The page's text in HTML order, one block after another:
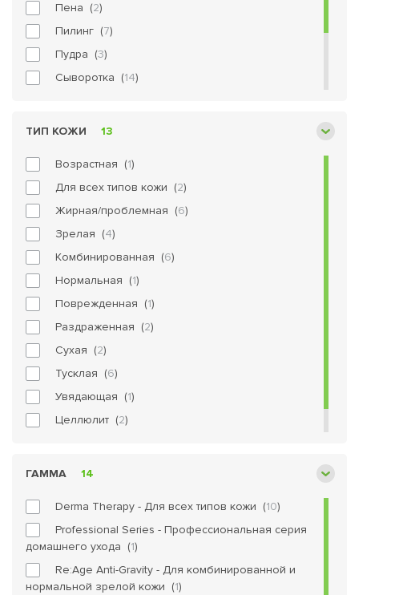
Пена (2)
Пилинг (7)
Пудра (3)
Сыворотка (14)
ТИП КОЖИ 13
Возрастная (1)
Для всех типов кожи (2)
Жирная/проблемная (6)
Зрелая (4)
Комбинированная (6)
Нормальная (1)
Поврежденная (1)
Раздраженная (2)
Сухая (2)
Тусклая (6)
Увядающая (1)
Целлюлит (2)
ГАММА 14
Derma Therapy - Для всех типов кожи (10)
Professional Series - Профессиональная серия
домашнего ухода (1)
Re:Age Anti-Gravity - Для комбинированной и
нормальной зрелой кожи (1)